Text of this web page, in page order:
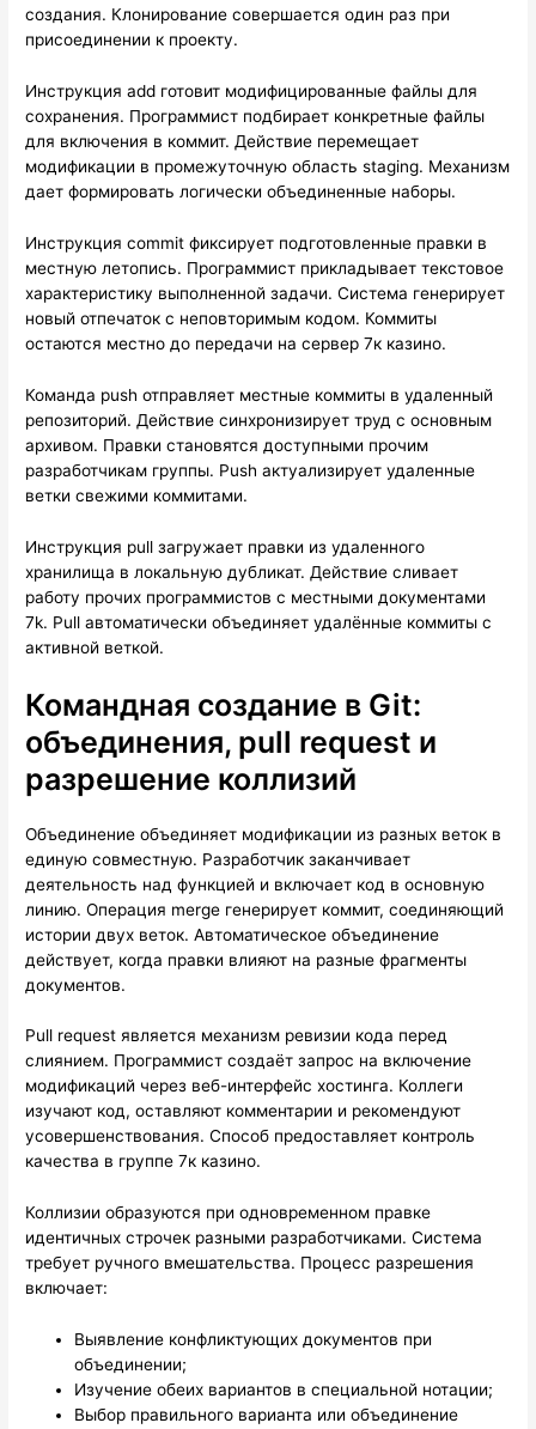
создания. Клонирование совершается один раз при
присоединении к проекту.
Инструкция add готовит модифицированные файлы для
сохранения. Программист подбирает конкретные файлы
для включения в коммит. Действие перемещает
модификации в промежуточную область staging. Механизм
дает формировать логически объединенные наборы.
Инструкция commit фиксирует подготовленные правки в
местную летопись. Программист прикладывает текстовое
характеристику выполненной задачи. Система генерирует
новый отпечаток с неповторимым кодом. Коммиты
остаются местно до передачи на сервер 7к казино.
Команда push отправляет местные коммиты в удаленный
репозиторий. Действие синхронизирует труд с основным
архивом. Правки становятся доступными прочим
разработчикам группы. Push актуализирует удаленные
ветки свежими коммитами.
Инструкция pull загружает правки из удаленного
хранилища в локальную дубликат. Действие сливает
работу прочих программистов с местными документами
7k. Pull автоматически объединяет удалённые коммиты с
активной веткой.
Командная создание в Git:
объединения, pull request и
разрешение коллизий
Объединение объединяет модификации из разных веток в
единую совместную. Разработчик заканчивает
деятельность над функцией и включает код в основную
линию. Операция merge генерирует коммит, соединяющий
истории двух веток. Автоматическое объединение
действует, когда правки влияют на разные фрагменты
документов.
Pull request является механизм ревизии кода перед
слиянием. Программист создаёт запрос на включение
модификаций через веб-интерфейс хостинга. Коллеги
изучают код, оставляют комментарии и рекомендуют
усовершенствования. Способ предоставляет контроль
качества в группе 7к казино.
Коллизии образуются при одновременном правке
идентичных строчек разными разработчиками. Система
требует ручного вмешательства. Процесс разрешения
включает:
Выявление конфликтующих документов при
объединении;
Изучение обеих вариантов в специальной нотации;
Выбор правильного варианта или объединение